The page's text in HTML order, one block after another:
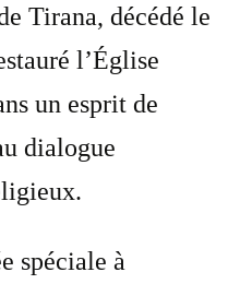
Tirana, décédé le
l’Église
un esprit de
dialogue
spéciale à